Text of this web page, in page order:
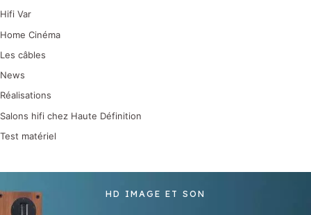
Hifi Var
Home Cinéma
Les câbles
News
Réalisations
Salons hifi chez Haute Définition
Test matériel
HD IMAGE ET SON